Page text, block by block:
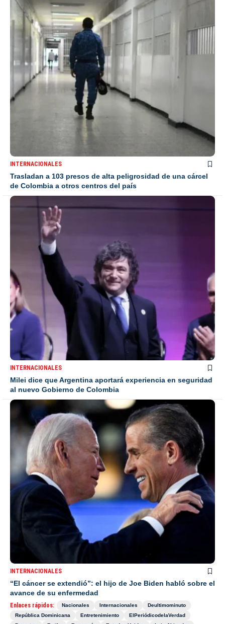
INTERNACIONALES
Trasladan a 103 presos de alta peligrosidad de una cárcel
de Colombia a otros centros del país
INTERNACIONALES
Milei dice que Argentina aportará experiencia en seguridad
al nuevo Gobierno de Colombia
INTERNACIONALES
“El cáncer se extendió”: el hijo de Joe Biden habló sobre el
avance de su enfermedad
Enlaces rápidos: Nacionales Internacionales
Deultimominuto
República Dominicana
Entretenimiento
ElPeriódicodelaVerdad